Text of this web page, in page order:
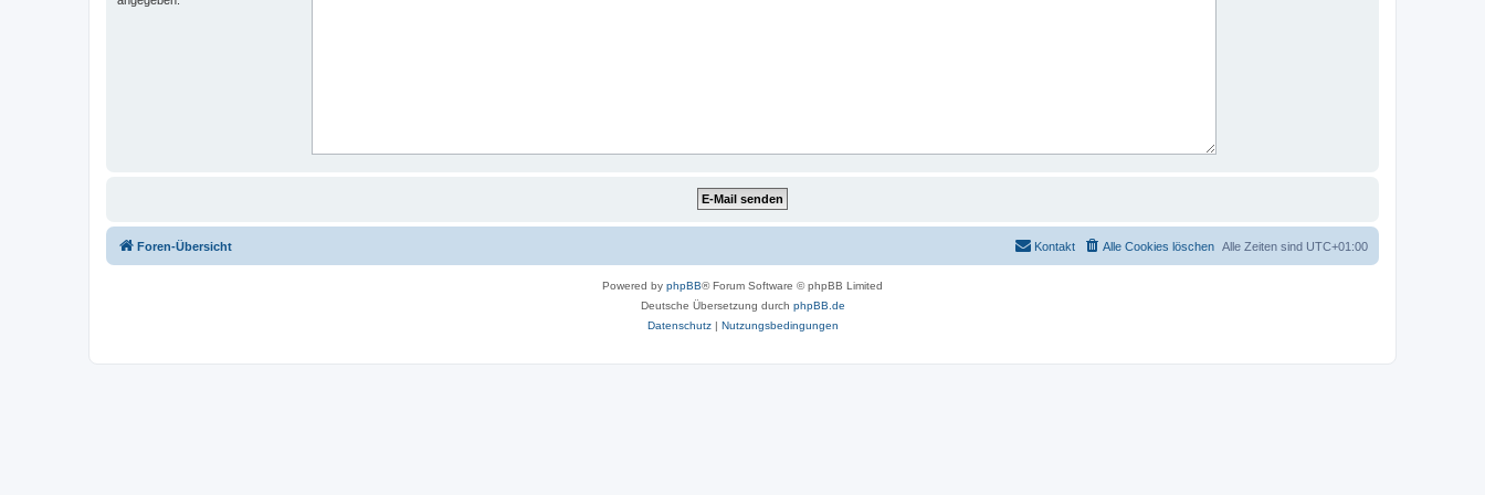
Foren-Übersicht Alle Zeiten sind UTC+01:00
Alle Cookies löschen
Kontakt
Powered by phpBB® Forum Software © phpBB Limited
Deutsche Übersetzung durch phpBB.de
Datenschutz| Nutzungsbedingungen